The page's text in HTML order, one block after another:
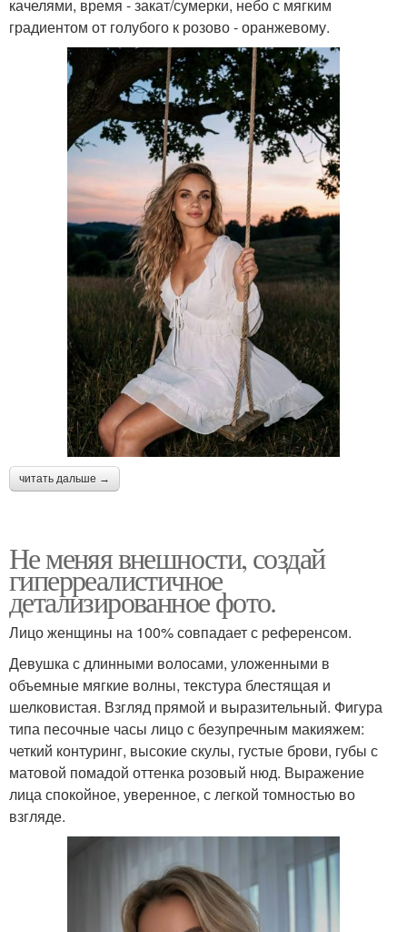
качелями, время - закат/сумерки, небо с мягким
градиентом от голубого к розово - оранжевому.
читать дальше →
Не меняя внешности, создай
гиперреалистичное
детализированное фото.
Лицо женщины на 100% совпадает с референсом.
Девушка с длинными волосами, уложенными в
объемные мягкие волны, текстура блестящая и
шелковистая. Взгляд прямой и выразительный. Фигура
типа песочные часы лицо с безупречным макияжем:
четкий контуринг, высокие скулы, густые брови, губы с
матовой помадой оттенка розовый нюд. Выражение
лица спокойное, уверенное, с легкой томностью во
взгляде.